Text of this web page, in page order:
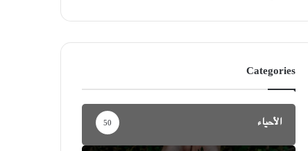
Categories
الأحياء 50